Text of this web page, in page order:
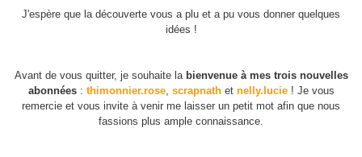
J'espère que la découverte vous a plu et a pu vous donner quelques
idées !
Avant de vous quitter, je souhaite la bienvenue à mes trois nouvelles
abonnées: thimonnier.rose, scrapnathet nelly.lucie! Je vous
remercie et vous invite à venir me laisser un petit mot afin que nous
fassions plus ample connaissance.